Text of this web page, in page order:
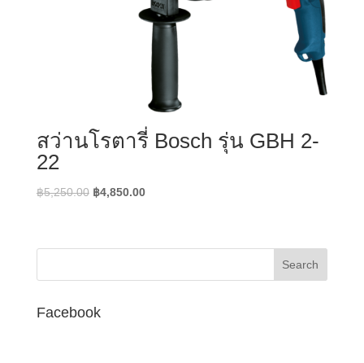
สว่านโรตารี่ Bosch รุ่น GBH 2-
22
฿5,250.00 Original
฿5,250.00.
฿4,850.00Current
฿4,850.00.
Facebook